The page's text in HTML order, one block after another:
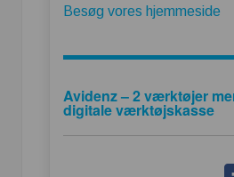
Besøg vores hjemmeside
Avidenz – 2 værktøjer
digitale værktøjskasse